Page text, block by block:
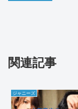
関連記事
ジャニーズ